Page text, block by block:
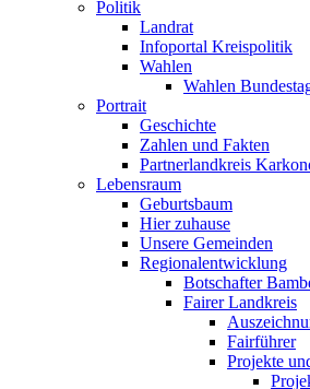
Politik
Landrat
Infoportal Kreispolitik
Wahlen
Wahlen
Portrait
Geschichte
Zahlen und Fakten
Partnerlandkreis
Lebensraum
Geburtsbaum
Hier zuhause
Unsere Gemeinden
Regionalentwicklung
Botschafter
Fairer Landkreis
Fairführer
Projekte